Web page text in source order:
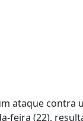
ataque
feira (22),